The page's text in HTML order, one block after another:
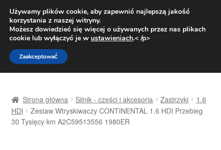
DOSTAWA od 31 zł
Pn.-pt. 9:00-16:00800 003 167
Przejdź
do
nawigacji
Przejdź
do
treści
Dostawa
Strona główna Silnik - części i akcesoria Zastrzyki
1.6
HDI
Zestaw Wtryskiwaczy CONTINENTAL 1.6 HDI Przebieg
30 Tysięcy km A2C59513556 1980ER
Używamy plików cookie, aby zapewnić najlepszą jakość
korzystania z naszej witryny.
Możesz dowiedzieć się więcej o używanych przez nas plikach
cookie lub wyłączyć je w ustawieniach.< /p>
Zaakceptować